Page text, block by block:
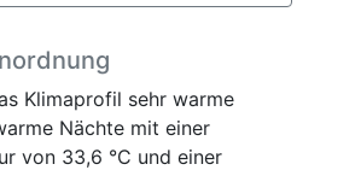
Klimaprofil sehr warme
Nächte mit einer
von 33,6 °C und einer